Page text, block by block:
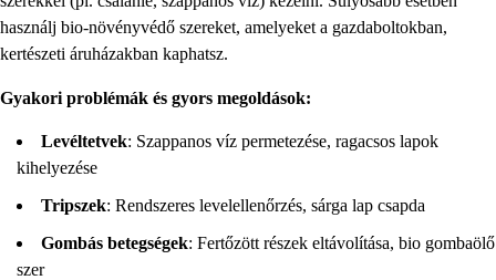
használj bio-növényvédő szereket, amelyeket a gazdaboltokban,
kertészeti áruházakban kaphatsz.
Gyakori problémák és gyors megoldások:
Levéltetvek: Szappanos víz permetezése, ragacsos lapok
kihelyezése
Tripszek: Rendszeres levelellenőrzés, sárga lap csapda
Gombás betegségek: Fertőzött részek eltávolítása, bio gombaölő
szer